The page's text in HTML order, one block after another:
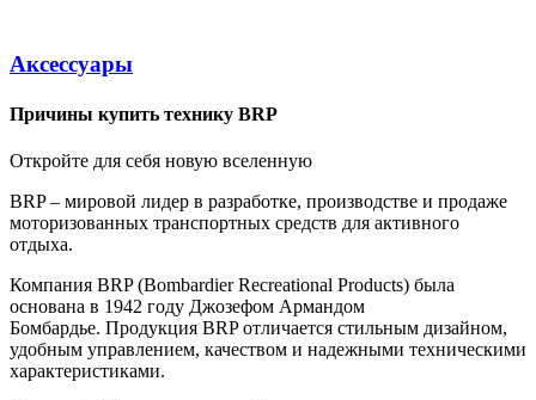
Аксессуары
Причины купить технику BRP
Откройте для себя новую вселенную
BRP – мировой лидер в разработке, производстве и продаже
моторизованных транспортных средств для активного
отдыха.
Компания BRP (Bombardier Recreational Products) была
основана в 1942 году Джозефом Армандом
Бомбардье. Продукция BRP отличается стильным дизайном,
удобным управлением, качеством и надежными техническими
характеристиками.